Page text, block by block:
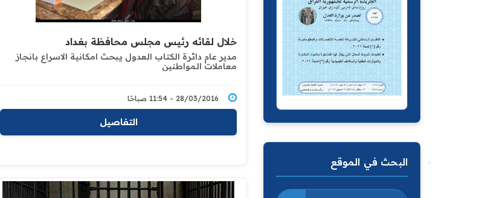
خلال لقائه رئيس مجلس محافظة بغداد
مدير عام دائرة الكتاب العدول يبحث امكانية الاسراع بانجاز
معاملات المواطنين
28/03/2016 - 11:54 صباحًا
التفاصيل
البحث في الموقع